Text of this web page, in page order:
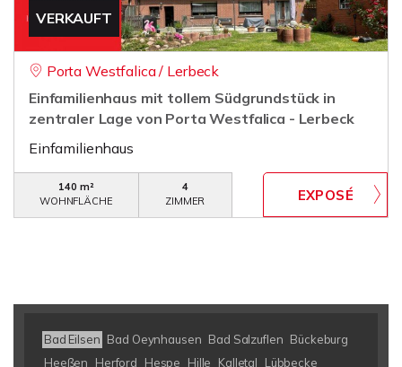
VERKAUFT
Porta Westfalica / Lerbeck
Einfamilienhaus mit tollem Südgrundstück in
zentraler Lage von Porta Westfalica - Lerbeck
Einfamilienhaus
140 m²
WOHNFLÄCHE
4
ZIMMER
Bad Eilsen Bad Oeynhausen Bad Salzuflen Bückeburg
Heeßen
Herford Hespe Hille Kalletal
Lübbecke